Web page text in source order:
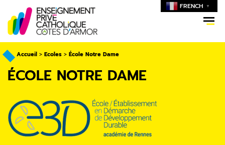
FRENCH ▼
Accueil > Ecoles > École Notre Dame
ÉCOLE NOTRE DAME